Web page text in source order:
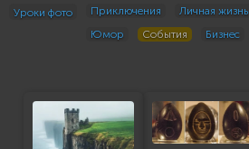
Уроки фото Приключения Личная жизнь
Юмор
События Бизнес